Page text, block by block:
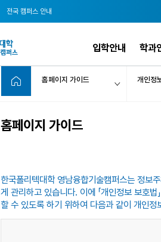
전국 캠퍼스 안내
입학안내 학과
홈페이지 가이드 개인정
홈페이지 가이드
한국폴리텍대학 영남융합기술캠퍼스는 정보
게 관리하고 있습니다. 이에 「개인정보 보호
할 수 있도록 하기 위하여 다음과 같이 개인정